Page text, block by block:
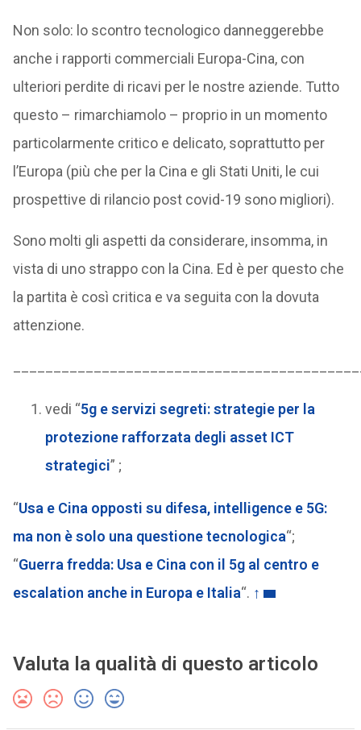
Non solo: lo scontro tecnologico danneggerebbe
anche i rapporti commerciali Europa-Cina, con
ulteriori perdite di ricavi per le nostre aziende. Tutto
questo – rimarchiamolo – proprio in un momento
particolarmente critico e delicato, soprattutto per
l’Europa (più che per la Cina e gli Stati Uniti, le cui
prospettive di rilancio post covid-19 sono migliori).
Sono molti gli aspetti da considerare, insomma, in
vista di uno strappo con la Cina. Ed è per questo che
la partita è così critica e va seguita con la dovuta
attenzione.
vedi “5g e servizi segreti: strategie per la
protezione rafforzata degli asset ICT
strategici” ;
“Usa e Cina opposti su difesa, intelligence e 5G:
ma non è solo una questione tecnologica“;
“Guerra fredda: Usa e Cina con il 5g al centro e
escalation anche in Europa e Italia“. ↑
Valuta la qualità di questo articolo